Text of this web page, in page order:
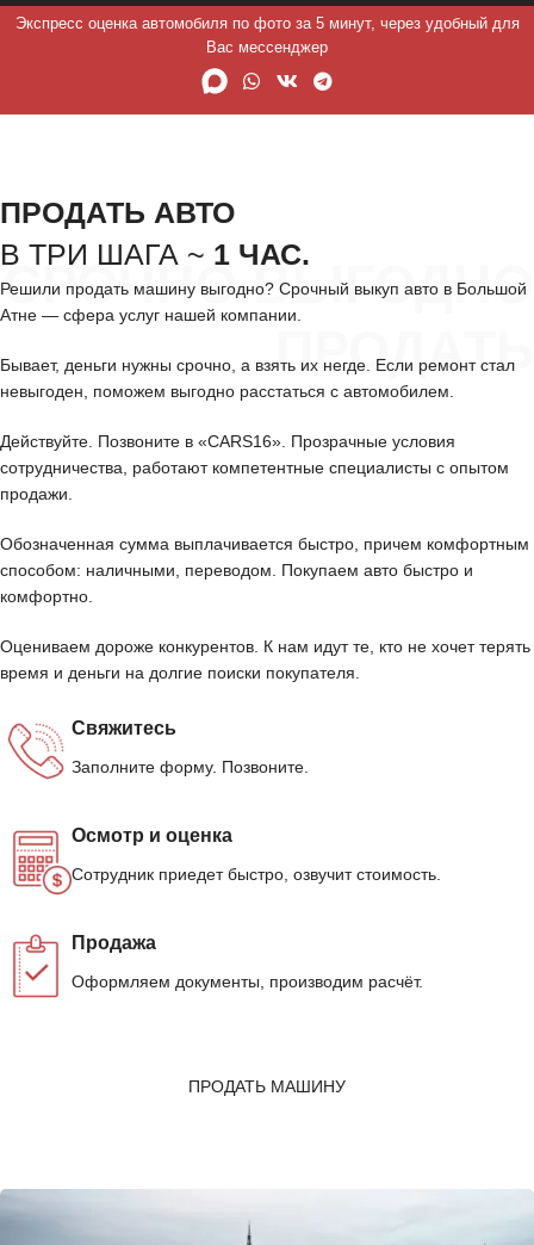
Экспресс оценка автомобиля по фото за 5 минут, через удобный для
Вас мессенджер
СРОЧНО ВЫГОДНО
ПРОДАТЬ
ПРОДАТЬ АВТО
В ТРИ ШАГА ~ 1 ЧАС.
Решили продать машину выгодно? Срочный выкуп авто в Большой
Атне — сфера услуг нашей компании.
Бывает, деньги нужны срочно, а взять их негде. Если ремонт стал
невыгоден, поможем выгодно расстаться с автомобилем.
Действуйте. Позвоните в «CARS16». Прозрачные условия
сотрудничества, работают компетентные специалисты с опытом
продажи.
Обозначенная сумма выплачивается быстро, причем комфортным
способом: наличными, переводом. Покупаем авто быстро и
комфортно.
Оцениваем дороже конкурентов. К нам идут те, кто не хочет терять
время и деньги на долгие поиски покупателя.
Свяжитесь
Заполните форму. Позвоните.
Осмотр и оценка
Сотрудник приедет быстро, озвучит стоимость.
Продажа
Оформляем документы, производим расчёт.
ПРОДАТЬ МАШИНУ